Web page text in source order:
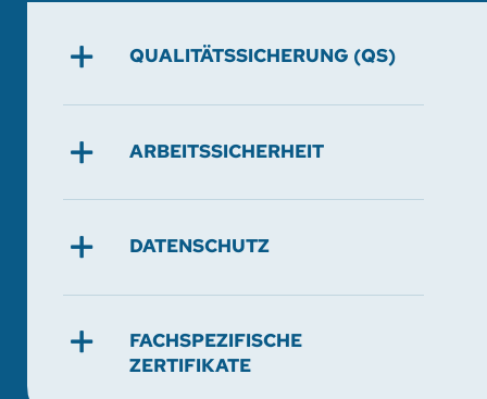
QUALITÄTSSICHERUNG (QS)
ARBEITSSICHERHEIT
DATENSCHUTZ
FACHSPEZIFISCHE
ZERTIFIKATE